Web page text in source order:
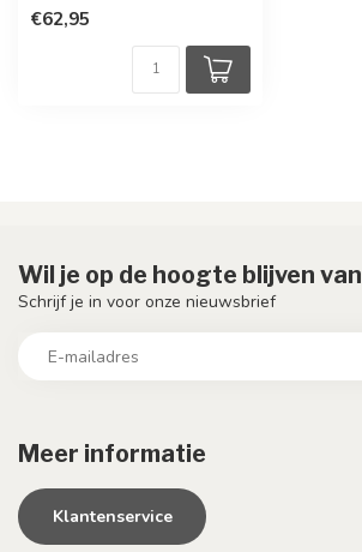
€62,95
Meer informatie
Klantenservice
Wil je op de hoogte blijven
Schrijf je in voor onze nieuwsbrief